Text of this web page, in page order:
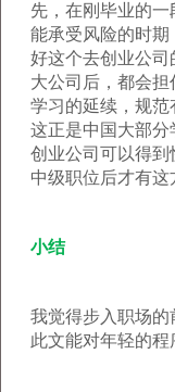
先，在刚毕业的
能承受风险的时
好这个去创业公司
大公司后，都会
学习的延续，规
这正是中国大部
创业公司可以得到
中级职位后才有这
小结
我觉得步入职场的
此文能对年轻的程